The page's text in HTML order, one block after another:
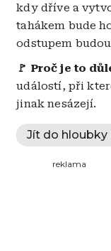
kdy dříve a
tahákem bude
odstupem
🚩 Proč je to
událostí, při
jinak nesázejí.
Jít do hloubky
reklama